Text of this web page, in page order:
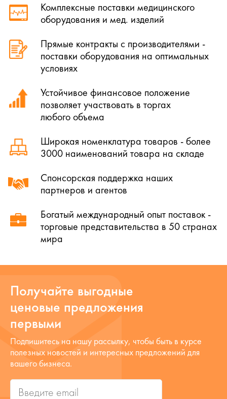
Комплексные поставки медицинского
оборудования и мед. изделий
Прямые контракты с производителями -
поставки оборудования на оптимальных
условиях
Устойчивое финансовое положение
позволяет участвовать в торгах
любого объема
Широкая номенклатура товаров - более
3000 наименований товара на складе
Спонсорская поддержка наших
партнеров и агентов
Богатый международный опыт поставок -
торговые представительства в 50 странах
мира
Получайте выгодные
ценовые предложения
первыми
Подпишитесь на нашу рассылку, чтобы быть в курсе
полезных новостей и интересных предложений для
вашего бизнеса.